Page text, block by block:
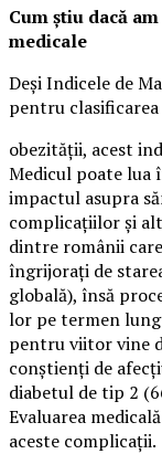
Cum știu dacă
medicale
Deși Indicele de
pentru clasificarea
obezității, acest
Medicul poate lua
impactul asupra
complicațiilor și
dintre românii
îngrijorați de
globală), însă
lor pe termen lung
pentru viitor vine
conștienți de
diabetul de tip 2
Evaluarea
aceste complicații.